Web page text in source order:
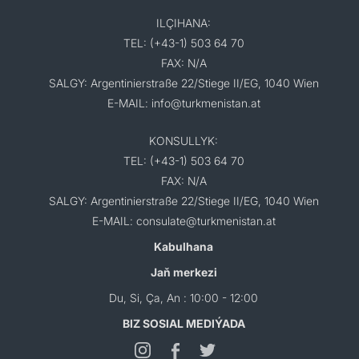
ILÇIHANA:
TEL: (+43-1) 503 64 70
FAX: N/A
SALGY: Argentinierstraße 22/Stiege II/EG, 1040 Wien
E-MAIL: info@turkmenistan.at
KONSULLYK:
TEL: (+43-1) 503 64 70
FAX: N/A
SALGY: Argentinierstraße 22/Stiege II/EG, 1040 Wien
E-MAIL: consulate@turkmenistan.at
Kabulhana
Jaň merkezi
Du, Si, Ça, An : 10:00 - 12:00
BIZ SOSIAL MEDIÝADA